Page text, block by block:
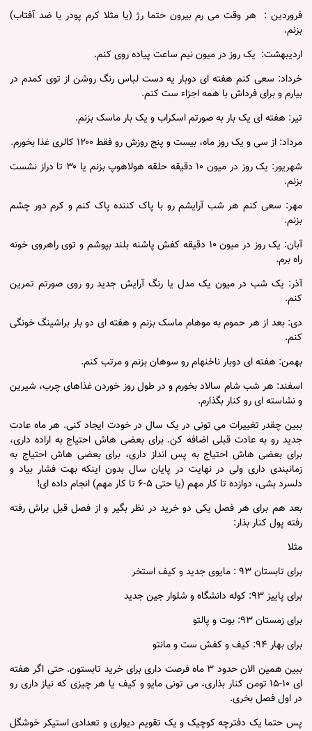
فروردین : هر وقت می رم بیرون حتما رژ (یا مثلا کرم پودر یا ضد آفتاب)
بزنم.
اردیبهشت: یک روز در میون نیم ساعت پیاده روی کنم.
خرداد: سعی کنم هفته ای دوبار یه دست لباس رنگ روشن از توی کمدم در
بیارم و برای فرداش با همه اجزاء ست کنم.
تیر: هفته ای یک بار به صورتم اسکراب و یک بار ماسک بزنم.
مرداد: از سی و یک روز ماه، بیست و پنج روزش رو فقط ۱۲۰۰ کالری غذا بخورم.
شهریور: یک روز در میون ۱۰ دقیقه حلقه هولاهوپ بزنم یا ۳۰ تا دراز نشست
بزنم.
مهر: سعی کنم هر شب آرایشم رو با پاک کننده پاک کنم و کرم دور چشم
بزنم.
آبان: یک روز در میون ۱۰ دقیقه کفش پاشنه بلند بپوشم و توی راهروی خونه
راه برم.
آذر: یک شب در میون یک مدل یا رنگ آرایش جدید رو روی صورتم تمرین
کنم.
دی: بعد از هر حموم به موهام ماسک بزنم و هفته ای دو بار براشینگ خونگی
کنم.
بهمن: هفته ای دوبار ناخنهام رو سوهان بزنم و مرتب کنم.
اسفند: هر شب شام سالاد بخورم و در طول روز خوردن غذاهای چرب، شیرین
و نشاسته ای رو کنار بگذارم.
ببین چقدر تغییرات می تونی در یک سال در خودت ایجاد کنی. هر ماه عادت
جدید رو به عادت قبلی اضافه کن. برای بعضی هاش احتیاج به اراده داری،
برای بعضی هاش احتیاج به پس انداز داری، برای بعضی هاش احتیاج به
زمانبندی داری ولی در نهایت در پایان سال بدون اینکه بهت فشار بیاد و
دلسرد بشی، دوازده تا کار مهم (یا حتی ۵-۶ تا کار مهم) انجام داده ای!
بعد هم برای هر فصل یکی دو خرید در نظر بگیر و از فصل قبل براش رفته
رفته پول کنار بذار:
مثلا
برای تابستان ۹۳ : مایوی جدید و کیف استخر
برای پاییز ۹۳: کوله دانشگاه و شلوار جین جدید
برای زمستان ۹۳: بوت و پالتو
برای بهار ۹۴: کیف و کفش ست و مانتو
ببین همین الان حدود ۳ ماه فرصت داری برای خرید تابستون. حتی اگر هفته
ای ۱۰-۱۵ تومن کنار بذاری، می تونی مایو و کیف یا هر چیزی که نیاز داری رو
در اول فصل بخری.
پس حتما یک دفترچه کوچیک و یک تقویم دیواری و تعدادی استیکر خوشگل